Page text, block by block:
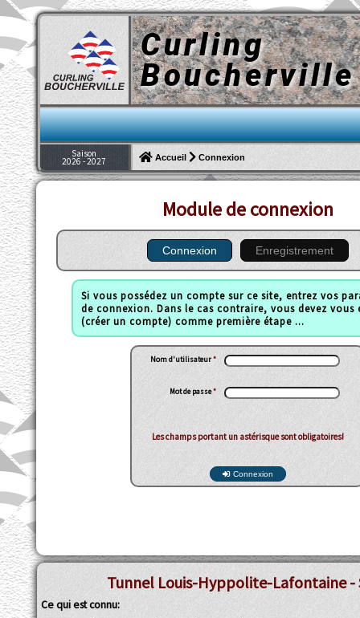
Curling
Boucherville
Saison
2026 - 2027 Accueil Connexion
Module de connexion
Connexion Enregistrement
Si vous possédez un compte sur ce site, entrez vos
de connexion. Dans le cas contraire, vous devez vous
(créer un compte) comme première étape ...
Nom d'utilisateur*
Mot de passe*
Les champs portant un astérisque sont obligatoires!
Connexion
Tunnel Louis-Hyppolite-Lafontaine -
Ce qui est connu: